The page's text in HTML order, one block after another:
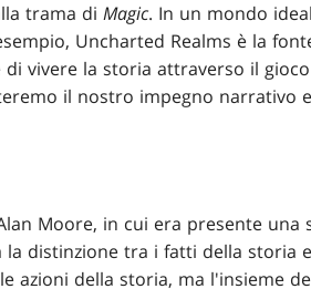
trama di Magic. In un mondo
Uncharted Realms è la
vivere la storia attraverso il
il nostro impegno narrativo
Moore, in cui era presente una
distinzione tra i fatti della storia
azioni della storia, ma l'insieme